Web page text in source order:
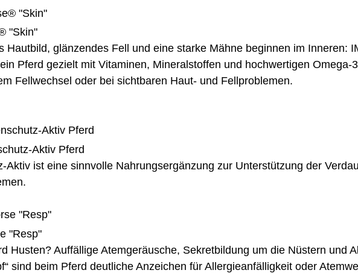
"Skin"
Hautbild, glänzendes Fell und eine starke Mähne beginnen im Inneren:
Pferd gezielt mit Vitaminen, Mineralstoffen und hochwertigen Omega-
Fellwechsel oder bei sichtbaren Haut- und Fellproblemen.
Aktiv Pferd
Aktiv ist eine sinnvolle Nahrungsergänzung zur Unterstützung der
"Resp"
Husten? Auffällige Atemgeräusche, Sekretbildung um die Nüstern und
sind beim Pferd deutliche Anzeichen für Allergieanfälligkeit oder